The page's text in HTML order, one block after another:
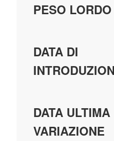
PESO LORDO
DATA DI
DATA ULTIMA
VARIAZIONE